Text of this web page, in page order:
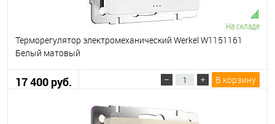
На складе
Терморегулятор электромеханический Werkel W1151161
Белый матовый
17 400 руб. В корзину